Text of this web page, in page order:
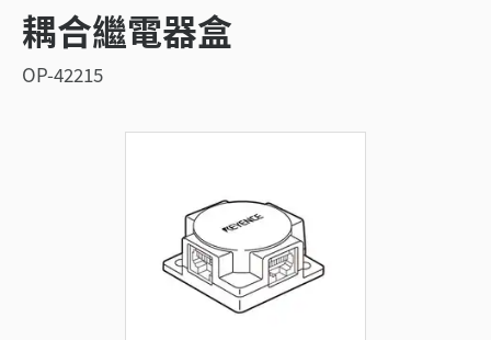
耦合繼電器盒
OP-42215